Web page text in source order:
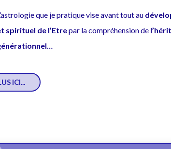
que je pratique vise avant tout au
spirituel de l’Etrepar la compréhension de
ICI...